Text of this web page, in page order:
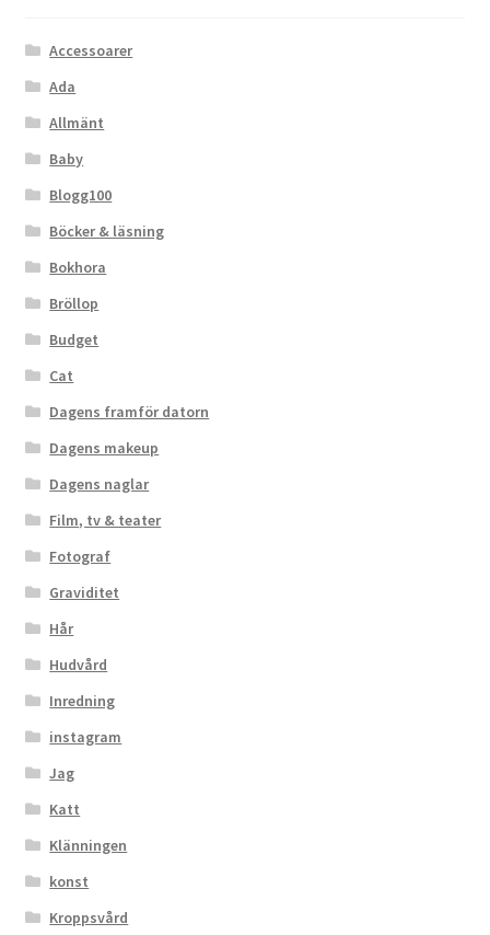
Accessoarer
Ada
Allmänt
Baby
Blogg100
Böcker & läsning
Bokhora
Bröllop
Budget
Cat
Dagens framför datorn
Dagens makeup
Dagens naglar
Film, tv & teater
Fotograf
Graviditet
Hår
Hudvård
Inredning
instagram
Jag
Katt
Klänningen
konst
Kroppsvård